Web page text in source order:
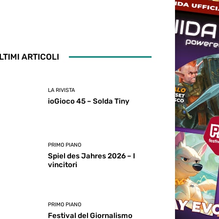
ARTICOLI
LA RIVISTA
ioGioco 45 – Solda Tiny
PRIMO PIANO
Spiel des Jahres 2026 – I
vincitori
PRIMO PIANO
Festival del Giornalismo